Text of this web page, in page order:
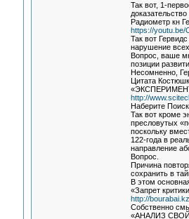
Так вот, 1-
Радиометр кн
https://youtu.be/
Так вот
нарушение
Вопрос, ваше
позиции
Несомненно,
Цитата
http://
Наберите
Так вот кроме
пресловутых
поскольку
122-года в
направление
Вопрос.
Причина
сохранить в
В этом
«Запрет
http://
Собственно
«АНАЛИЗ